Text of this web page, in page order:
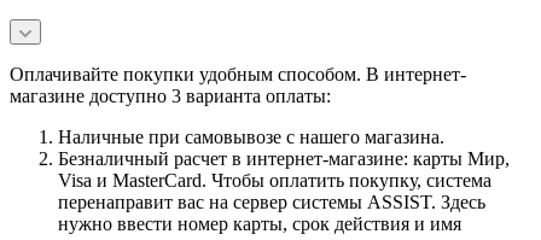
Оплачивайте покупки удобным способом. В интернет-
магазине доступно 3 варианта оплаты:
Наличные при самовывозе с нашего магазина.
Безналичный расчет в интернет-магазине: карты Мир,
Visa и MasterCard. Чтобы оплатить покупку, система
перенаправит вас на сервер системы ASSIST. Здесь
нужно ввести номер карты, срок действия и имя